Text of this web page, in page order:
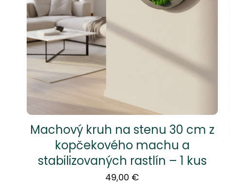
Machový kruh na stenu 30 cm z
kopčekového machu a
stabilizovaných rastlín – 1 kus
49,00 €